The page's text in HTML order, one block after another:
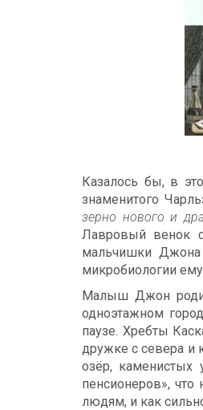
Казалось бы, в
знаменитого
зерно нового и
Лавровый венок
мальчишки
микробиологии
Малыш Джон
одноэтажном
паузе. Хребты
дружке с севера и
озёр, каменистых
пенсионеров»,
людям, и как